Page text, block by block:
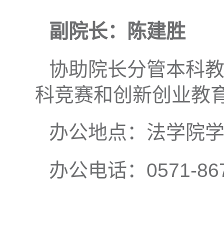
副院长：
陈建胜
协助院长分管本科
科竞赛和创新创业教
办公地点：法学院
办公电话：0571-